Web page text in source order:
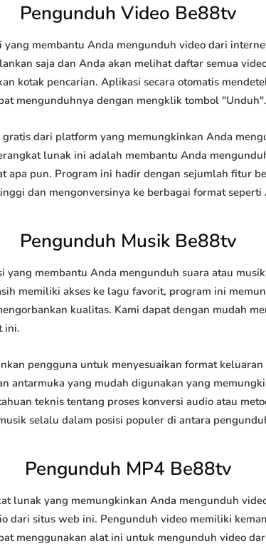
Pengunduh Video Be88tv
membantu Anda mengunduh video dari
saja dan Anda akan melihat daftar semua
kotak pencarian. Aplikasi secara otomatis
mengunduhnya dengan mengklik tombol "Unduh".
dari platform yang memungkinkan Anda
lunak ini adalah membantu Anda
apa pun. Program ini hadir dengan sejumlah fitur
dan mengonversinya ke berbagai format seperti
Pengunduh Musik Be88tv
yang membantu Anda mengunduh suara atau
memiliki akses ke lagu favorit, program ini
kualitas. Kami dapat dengan mudah
ini.
pengguna untuk menyesuaikan format
antarmuka yang mudah digunakan yang
teknis tentang proses konversi audio atau
selalu dalam posisi populer di antara
Pengunduh MP4 Be88tv
lunak yang memungkinkan Anda mengunduh
dari situs web ini. Pengunduh video memiliki
menggunakan alat ini untuk mengunduh video